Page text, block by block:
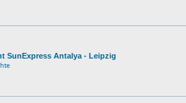
SunExpress Antalya - Leipzig